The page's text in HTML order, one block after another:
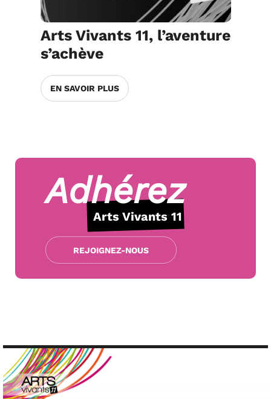
Arts Vivants 11, l’aventure
s’achève
EN SAVOIR PLUS
Adhérez
Arts Vivants 11
REJOIGNEZ-NOUS